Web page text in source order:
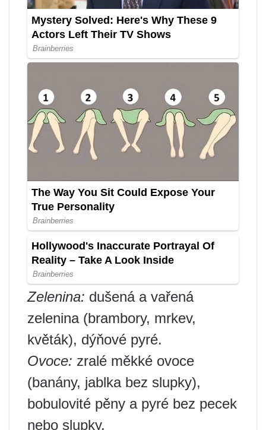
Zelenina: dušená a vařená
zelenina (brambory, mrkev,
květák), dýňové pyré.
Ovoce: zralé měkké ovoce
(banány, jablka bez slupky),
bobulovité pěny a pyré bez pecek
nebo slupky.